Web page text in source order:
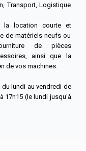
Transport, Logistique
la location courte et
de matériels neufs ou
de pièces
ainsi que la
de vos machines.
lundi au vendredi de
17h15 (le lundi jusqu'à